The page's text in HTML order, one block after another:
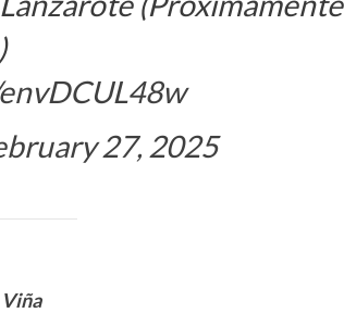
27, 2025